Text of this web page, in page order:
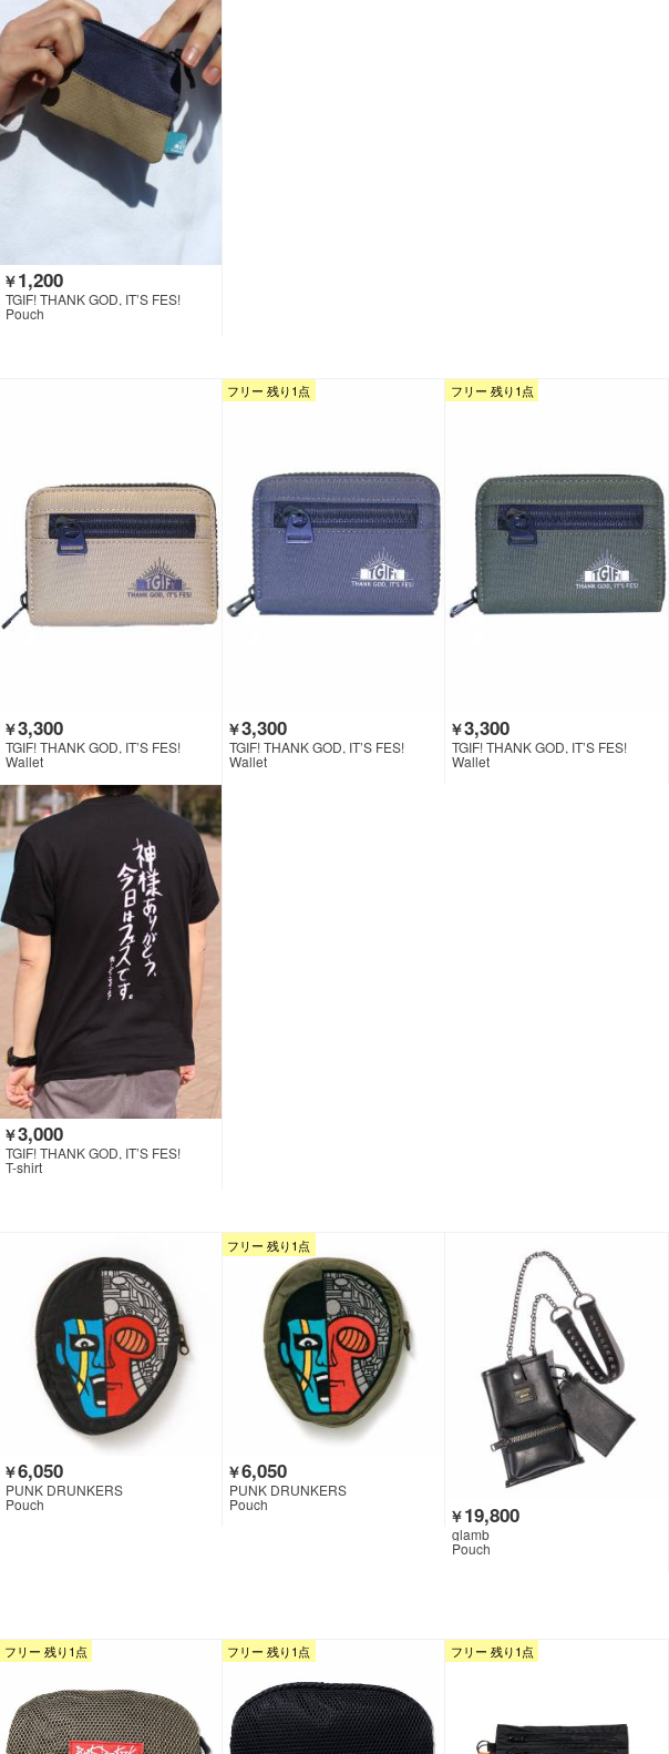
￥1,200
TGIF! THANK GOD, IT’S FES!
Pouch
￥3,300
TGIF! THANK GOD, IT’S FES!
Wallet
フリー 残り1点
￥3,300
TGIF! THANK GOD, IT’S FES!
Wallet
フリー 残り1点
￥3,300
TGIF! THANK GOD, IT’S FES!
Wallet
￥3,000
TGIF! THANK GOD, IT’S FES!
T-shirt
￥6,050
PUNK DRUNKERS
Pouch
フリー 残り1点
￥6,050
PUNK DRUNKERS
Pouch
￥19,800
glamb
Pouch
フリー 残り1点 フリー 残り1点 フリー 残り1点